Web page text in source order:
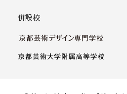
併設校